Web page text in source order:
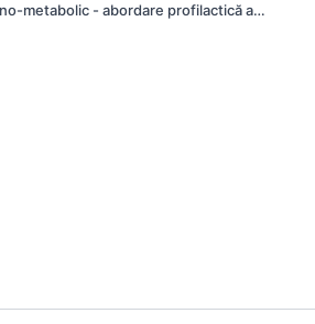
metabolic - abordare profilactică a